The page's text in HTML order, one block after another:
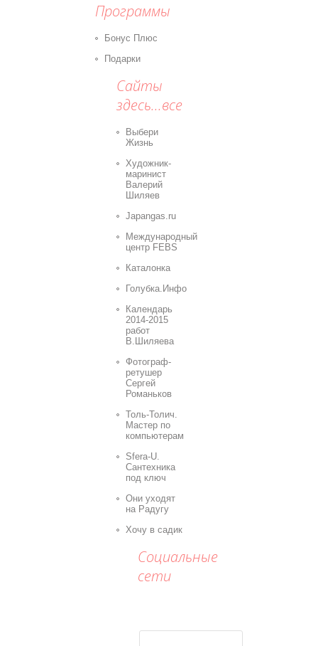
Программы
Бонус Плюс
Подарки
Сайты
здесь...все
Выбери
Жизнь
Художник-
маринист
Валерий
Шиляев
Japangas.ru
Международный
центр FEBS
Каталонка
Голубка.Инфо
Календарь
2014-2015
работ
В.Шиляева
Фотограф-
ретушер
Сергей
Романьков
Толь-Толич.
Мастер по
компьютерам
Sfera-U.
Сантехника
под ключ
Они уходят
на Радугу
Хочу в садик
Социальные
сети